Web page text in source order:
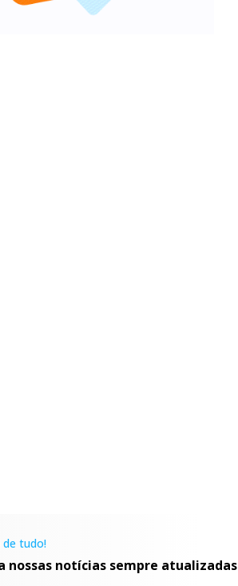
de tudo!
nossas notícias sempre atualizadas